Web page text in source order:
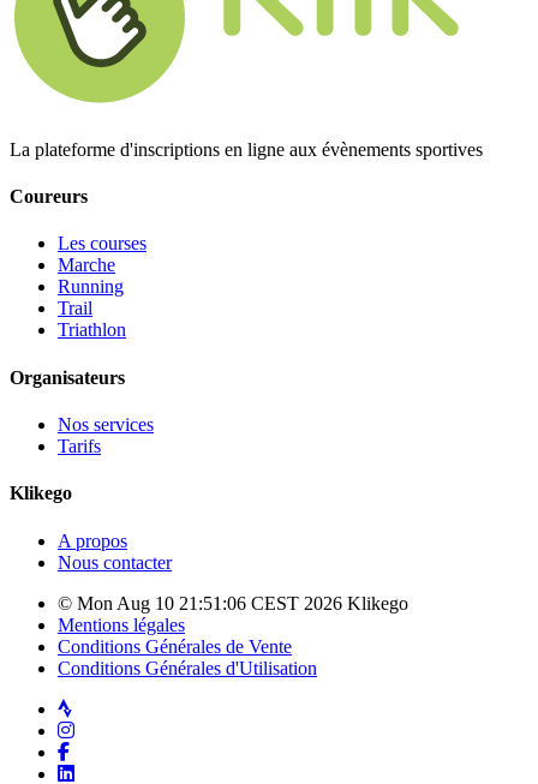
La plateforme d'inscriptions en ligne aux évènements sportives
Coureurs
Les courses
Marche
Running
Trail
Triathlon
Organisateurs
Nos services
Tarifs
Klikego
A propos
Nous contacter
© Mon Aug 10 21:51:06 CEST 2026 Klikego
Mentions légales
Conditions Générales de Vente
Conditions Générales d'Utilisation
Strava
Instagram
Facebook
LinkedIn